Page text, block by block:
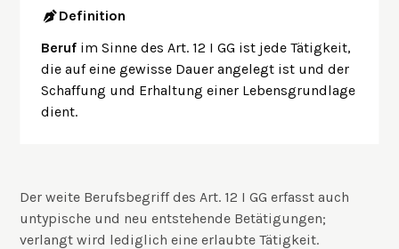
Definition
Beruf im Sinne des Art. 12 I GG ist jede Tätigkeit,
die auf eine gewisse Dauer angelegt ist und der
Schaffung und Erhaltung einer Lebensgrundlage
dient.
Der weite Berufsbegriff des Art. 12 I GG erfasst auch
untypische und neu entstehende Betätigungen;
verlangt wird lediglich eine erlaubte Tätigkeit.